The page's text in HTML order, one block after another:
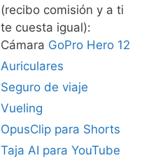
(recibo comisión y a ti
te cuesta igual):
Cámara GoPro Hero 12
Auriculares
Seguro de viaje
Vueling
OpusClip para Shorts
Taja AI para YouTube